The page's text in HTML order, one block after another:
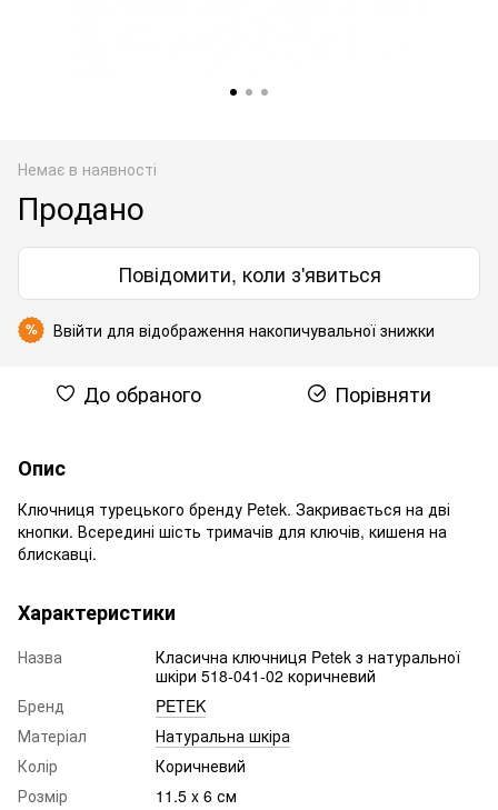
Немає в наявності
Продано
Повідомити, коли з'явиться
% Ввійти для відображення накопичувальної знижки
До обраного Порівняти
Опис
Ключниця турецького бренду Petek. Закривається на дві
кнопки. Всередині шість тримачів для ключів, кишеня на
блискавці.
Характеристики
Назва
Класична ключниця Petek з натуральної
шкіри 518-041-02 коричневий
Бренд
PETEK
Матеріал
Натуральна шкіра
Колір
Коричневий
Розмір
11.5 x 6 см